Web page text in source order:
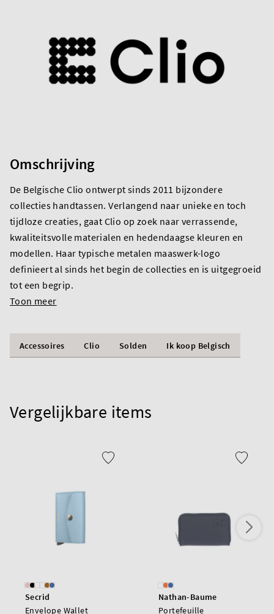
Omschrijving
De Belgische Clio ontwerpt sinds 2011 bijzondere
collecties handtassen. Verlangend naar unieke en toch
tijdloze creaties, gaat Clio op zoek naar verrassende,
kwaliteitsvolle materialen en hedendaagse kleuren en
modellen. Haar typische metalen maaswerk-logo
definieert al sinds het begin de collecties en is uitgegroeid
tot een begrip.
Toon meer
Accessoires Clio Solden Ik koop Belgisch
Vergelijkbare items
Secrid
Envelope Wallet
Nathan-Baume
Portefeuille